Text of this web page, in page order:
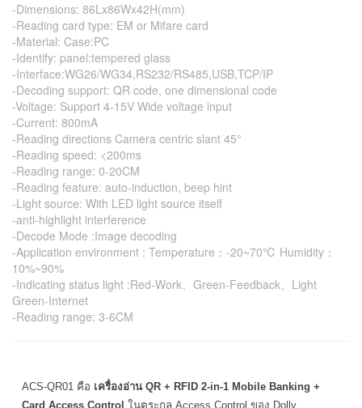
-Dimensions: 86Lx86Wx42H(mm)
-Reading card type: EM or Mifare card
-Material: Case:PC
-Identify: panel:tempered glass
-Interface:WG26/WG34,RS232/RS485,USB,TCP/IP
-Decoding support: QR code, one dimensional code
-Voltage: Support 4-15V Wide voltage input
-Current: 800mA
-Reading directions Camera centric slant 45°
-Reading speed: <200ms
-Reading range: 0-20CM
-Reading feature: auto-induction, beep hint
-Light source: With LED light source itself
-anti-highlight interference
-Decode Mode :Image decoding
-Application environment : Temperature：-20~70℃ Humidity：
10%~90%
-Indicating status light :Red-Work、Green-Feedback、Light
Green-Internet
-Reading range: 3-6CM
ACS-QR01 คือ เครื่องอ่าน QR + RFID 2-in-1 Mobile Banking +
Card Access Control ในตระกูล Access Control ของ Dolly